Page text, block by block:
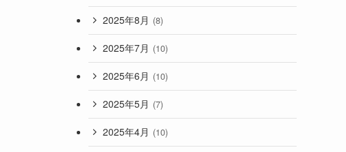
2025年8月 (8)
2025年7月 (10)
2025年6月 (10)
2025年5月 (7)
2025年4月 (10)